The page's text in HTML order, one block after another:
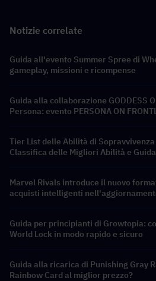
Notizie correlate
Guida all'evento Summer Spree di
gameplay, missioni e ricompense
Guida alla collaborazione GODDESS
Persona: evento PERSONA ON
Tier List delle Abilità di
Classifica delle Migliori Abilità e
Marvel Rivals introduce il nuovo
acquisti intelligenti
Guida per principianti di Growtopia:
World Lock in modo rapido e sicuro
Guida alla ricarica di Punishing Gray
Rainbow Card al miglior prezzo?